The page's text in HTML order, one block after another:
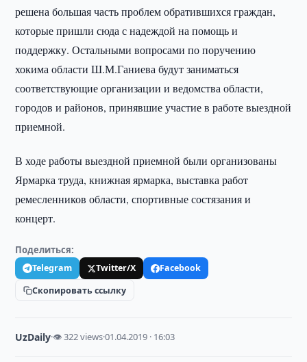
решена большая часть проблем обратившихся граждан,
которые пришли сюда с надеждой на помощь и
поддержку. Остальными вопросами по поручению
хокима области Ш.М.Ганиева будут заниматься
соответствующие организации и ведомства области,
городов и районов, принявшие участие в работе выездной
приемной.
В ходе работы выездной приемной были организованы
Ярмарка труда, книжная ярмарка, выставка работ
ремесленников области, спортивные состязания и
концерт.
Поделиться:
Telegram Twitter/X
Facebook
Скопировать ссылку
UzDaily·👁 322 views·01.04.2019 · 16:03